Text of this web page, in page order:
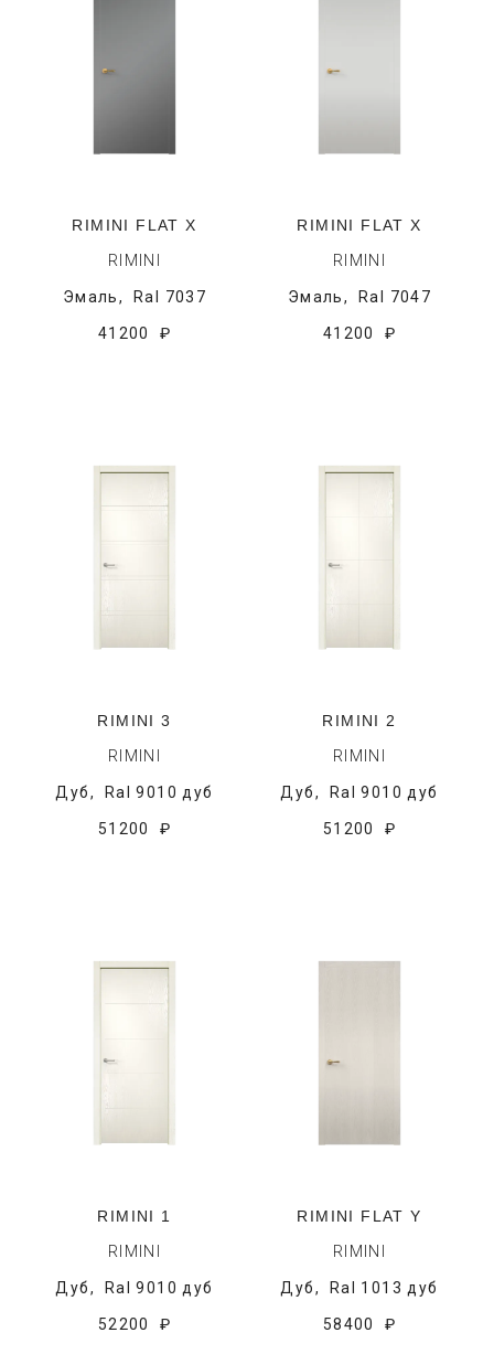
RIMINI FLAT X
RIMINI
Эмаль, Ral 7037
41200 ₽
RIMINI FLAT X
RIMINI
Эмаль, Ral 7047
41200 ₽
RIMINI 3
RIMINI
Дуб, Ral 9010 дуб
51200 ₽
RIMINI 2
RIMINI
Дуб, Ral 9010 дуб
51200 ₽
RIMINI 1
RIMINI
Дуб, Ral 9010 дуб
52200 ₽
RIMINI FLAT Y
RIMINI
Дуб, Ral 1013 дуб
58400 ₽